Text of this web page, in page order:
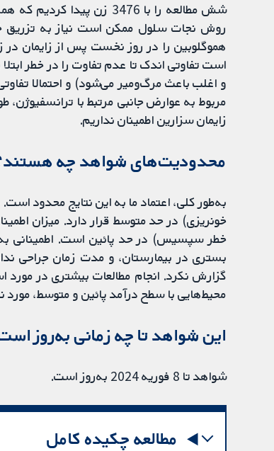
شش مطالعه را با 3476 زن
روش نجات سلول ممکن است نیاز به
هموگلوبین را در روز نخست پس از زایمان
است تفاوتی اندک تا عدم تفاوت را در خطر
و اغلب باعث مرگ‌ومیر می‌شود) و احتمالا
مربوط به عوارض جانبی مرتبط با
زایمان سزارین اطمینان نداریم.
محدودیت‌های شواهد چه
به‌طور کلی، اعتماد ما به این نتایج محدود
خونریزی) در حد متوسط قرار دارد. میزان
خطر سپسیس) در حد پائین است. اطمینانی
بستری در بیمارستان، و مدت زمان جراحی
گزارش نکرد. انجام مطالعات بیشتری در مورد
محیط‌هایی با سطح درآمد پائین و متوسط​، ​مورد
این شواهد تا چه زمانی به‌روز
شواهد تا 8 فوریه 2024 به‌روز‌ است.
مطالعه چکیده کامل